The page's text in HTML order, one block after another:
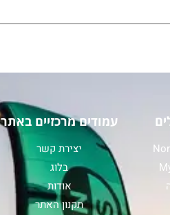
עמודים מרכזיים באתר
יצירת קשר
בלוג
אודות
תקנון האתר